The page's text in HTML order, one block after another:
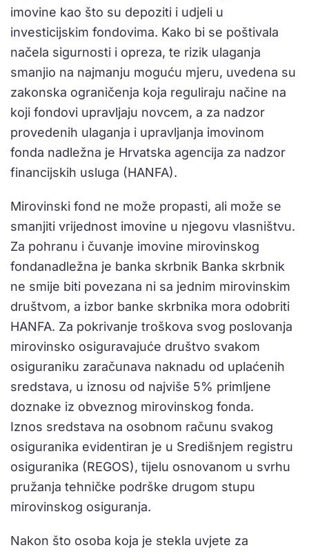
imovine kao što su depoziti i udjeli u
investicijskim fondovima. Kako bi se poštivala
načela sigurnosti i opreza, te rizik ulaganja
smanjio na najmanju moguću mjeru, uvedena su
zakonska ograničenja koja reguliraju načine na
koji fondovi upravljaju novcem, a za nadzor
provedenih ulaganja i upravljanja imovinom
fonda nadležna je Hrvatska agencija za nadzor
financijskih usluga (HANFA).
Mirovinski fond ne može propasti, ali može se
smanjiti vrijednost imovine u njegovu vlasništvu.
Za pohranu i čuvanje imovine mirovinskog
fondanadležna je banka skrbnik Banka skrbnik
ne smije biti povezana ni sa jednim mirovinskim
društvom, a izbor banke skrbnika mora odobriti
HANFA. Za pokrivanje troškova svog poslovanja
mirovinsko osiguravajuće društvo svakom
osiguraniku zaračunava naknadu od uplaćenih
sredstava, u iznosu od najviše 5% primljene
doznake iz obveznog mirovinskog fonda.
Iznos sredstava na osobnom računu svakog
osiguranika evidentiran je u Središnjem registru
osiguranika (REGOS), tijelu osnovanom u svrhu
pružanja tehničke podrške drugom stupu
mirovinskog osiguranja.
Nakon što osoba koja je stekla uvjete za